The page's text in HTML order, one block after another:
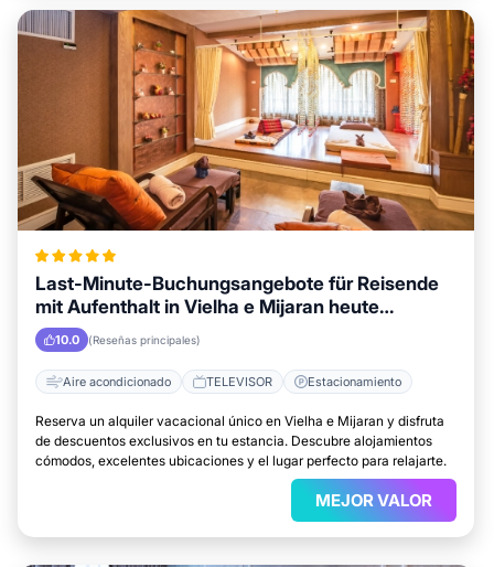
Last-Minute-Buchungsangebote für Reisende
mit Aufenthalt in Vielha e Mijaran heute
verfügbar
10.0 (Reseñas principales)
Aire acondicionado TELEVISOR Estacionamiento
Reserva un alquiler vacacional único en Vielha e Mijaran y disfruta
de descuentos exclusivos en tu estancia. Descubre alojamientos
cómodos, excelentes ubicaciones y el lugar perfecto para relajarte.
MEJOR VALOR